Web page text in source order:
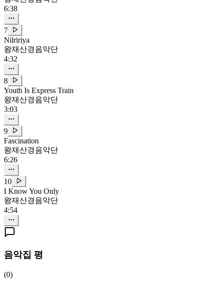
6:38
7
Nilririya
왕재산경음악단
4:32
8
Youth Is Express Train
왕재산경음악단
3:03
9
Fascination
왕재산경음악단
6:26
10
I Know You Only
왕재산경음악단
4:54
음악집 평
(0)